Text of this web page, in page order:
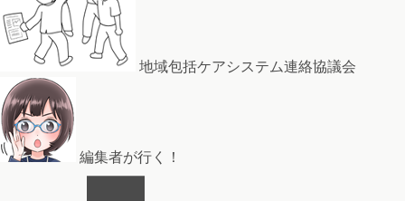
地域包括ケアシステム連絡協議会
編集者が行く！